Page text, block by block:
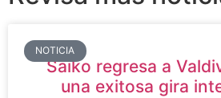
NOTICIA
Saiko regresa a
una exitosa gira